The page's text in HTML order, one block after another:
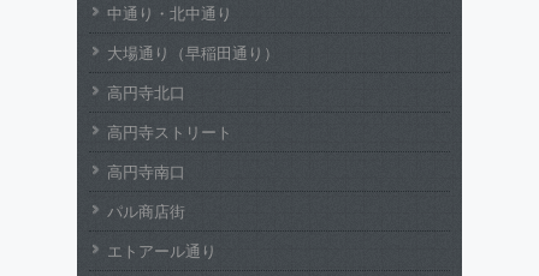
中通り・北中通り
大場通り（早稲田通り）
高円寺北口
高円寺ストリート
高円寺南口
パル商店街
エトアール通り